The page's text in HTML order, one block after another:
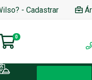
- Cadastrar
0